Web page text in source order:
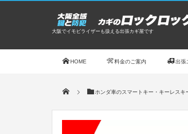
大阪でイモビライザーも扱える出張カギ屋です
HOME 料金のご案内 出張
ホンダ車のスマートキー・キーレスキ